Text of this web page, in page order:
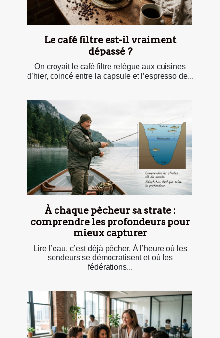
Le café filtre est-il vraiment
dépassé ?
On croyait le café filtre relégué aux cuisines
d’hier, coincé entre la capsule et l’espresso de...
À chaque pêcheur sa strate :
comprendre les profondeurs pour
mieux capturer
Lire l’eau, c’est déjà pêcher. À l’heure où les
sondeurs se démocratisent et où les
fédérations...